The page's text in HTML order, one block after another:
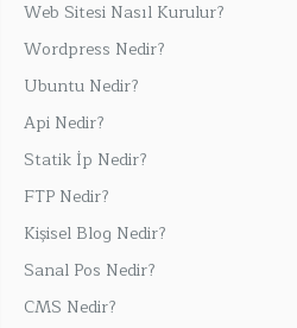
Web Sitesi Nasıl Kurulur?
Wordpress Nedir?
Ubuntu Nedir?
Api Nedir?
Statik İp Nedir?
FTP Nedir?
Kişisel Blog Nedir?
Sanal Pos Nedir?
CMS Nedir?